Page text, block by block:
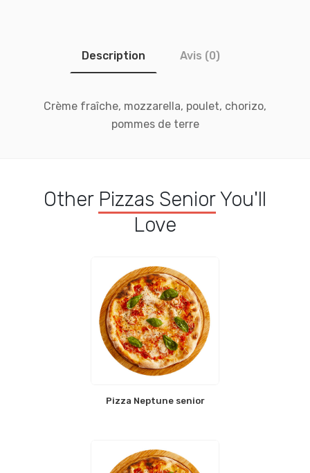
Description Avis (0)
Crème fraîche, mozzarella, poulet, chorizo,
pommes de terre
Other Pizzas Senior You'll
Love
Pizza Neptune senior